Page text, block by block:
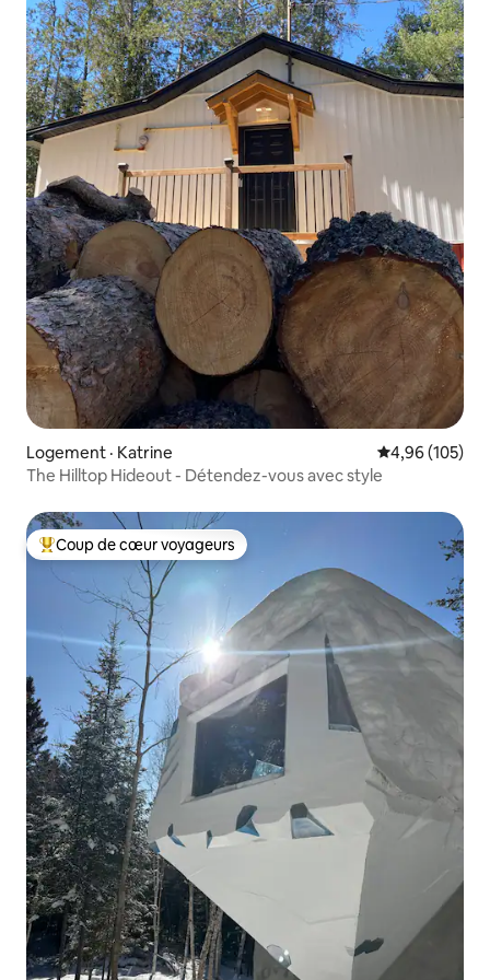
Logement · Katrine Note
4,96 (105)
The Hilltop Hideout - Détendez-vous avec style
Coup de cœur voyageurs parmi les plus aimés
Coup de cœur voyageurs